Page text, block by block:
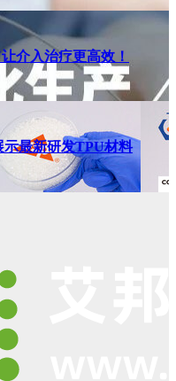
介入治疗更高效！
最新研发TPU材料